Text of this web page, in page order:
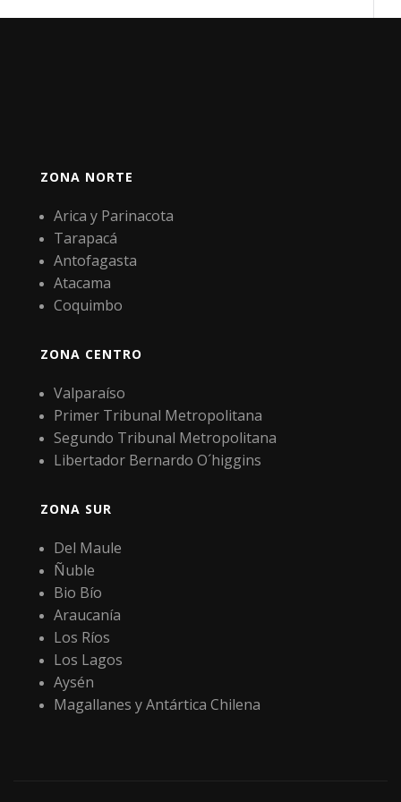
ZONA NORTE
Arica y Parinacota
Tarapacá
Antofagasta
Atacama
Coquimbo
ZONA CENTRO
Valparaíso
Primer Tribunal Metropolitana
Segundo Tribunal Metropolitana
Libertador Bernardo O´higgins
ZONA SUR
Del Maule
Ñuble
Bio Bío
Araucanía
Los Ríos
Los Lagos
Aysén
Magallanes y Antártica Chilena